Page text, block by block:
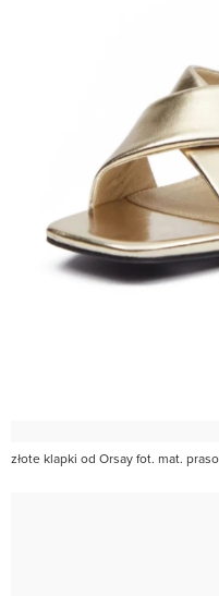
złote klapki od Orsay fot. mat.